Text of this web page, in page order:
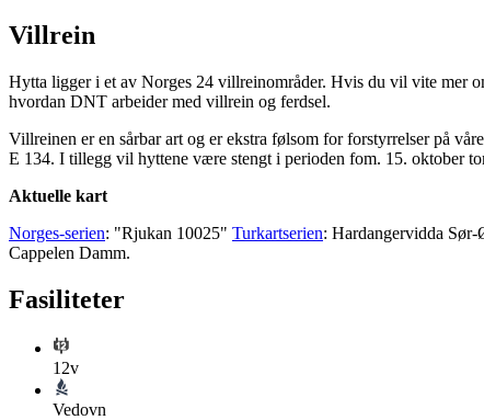
Villrein
Hytta ligger i et av Norges 24 villreinområder. Hvis du vil vite mer
hvordan DNT arbeider med villrein og ferdsel.
Villreinen er en sårbar art og er ekstra følsom for forstyrrelser på
E 134. I tillegg vil hyttene være stengt i perioden fom. 15. oktober
Aktuelle kart
Norges-serien: "Rjukan 10025" Turkartserien: Hardangervidda
Cappelen Damm.
Fasiliteter
12v
Vedovn